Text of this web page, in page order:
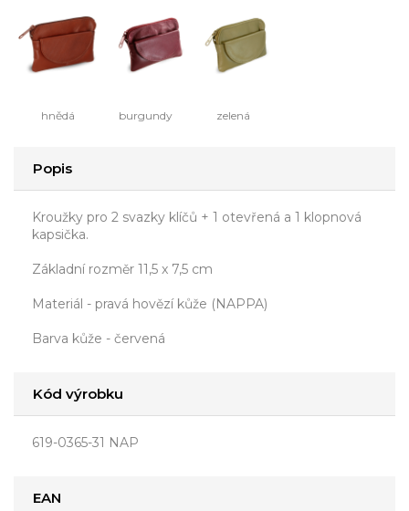
hnědá burgundy zelená
Popis
Kroužky pro 2 svazky klíčů + 1 otevřená a 1 klopnová
kapsička.
Základní rozměr 11,5 x 7,5 cm
Materiál - pravá hovězí kůže (NAPPA)
Barva kůže - červená
Kód výrobku
619-0365-31 NAP
EAN